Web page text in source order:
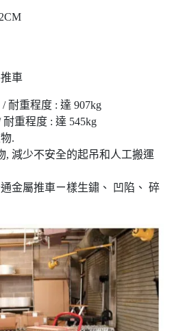
車
重程度 : 達 907kg
重程度 : 達 545kg
.
, 減少不安全的起吊和人工搬運
金屬推車ㄧ樣生鏽、 凹陷、 碎